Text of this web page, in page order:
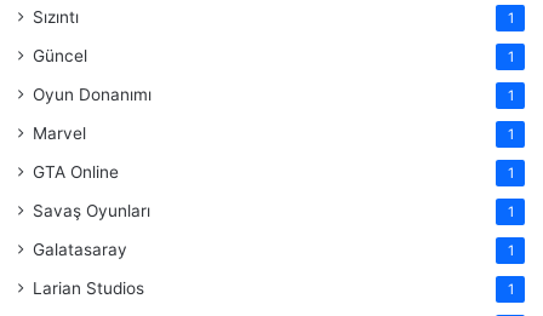
Sızıntı 1
Güncel 1
Oyun Donanımı 1
Marvel 1
GTA Online 1
Savaş Oyunları 1
Galatasaray 1
Larian Studios 1